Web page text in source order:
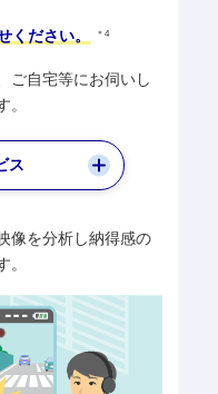
ください。
＊4
ご自宅等にお伺いし
。
ス
像を分析し納得感の
。